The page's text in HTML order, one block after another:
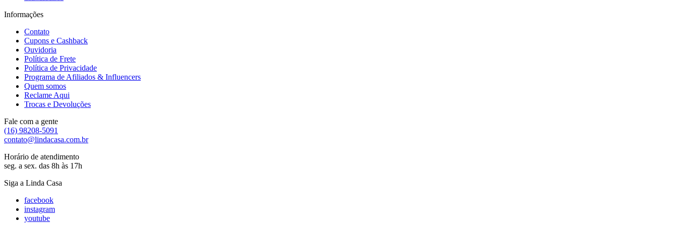
Informações
Contato
Cupons e Cashback
Ouvidoria
Política de Frete
Política de Privacidade
Programa de Afiliados & Influencers
Quem somos
Reclame Aqui
Trocas e Devoluções
Fale com a gente
(16) 98208-5091
contato@lindacasa.com.br
Horário de atendimento
seg. a sex. das 8h às 17h
Siga a Linda Casa
facebook
instagram
youtube